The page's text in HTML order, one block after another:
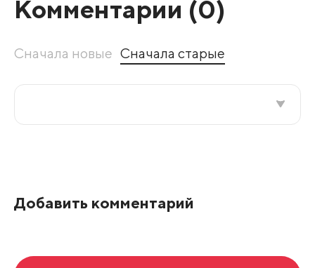
Комментарии (0)
Сначала новые Сначала старые
Добавить комментарий